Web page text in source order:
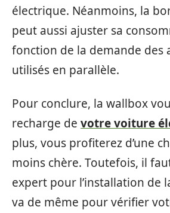
électrique. Néanmoins, la
peut aussi ajuster sa
fonction de la demande des
utilisés en parallèle.
Pour conclure, la wallbox
recharge de votre voiture
plus, vous profiterez d’une
moins chère. Toutefois, il
expert pour l’installation de
va de même pour vérifier